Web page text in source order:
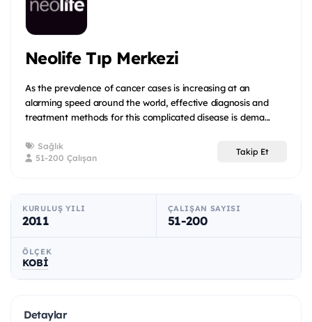
Neolife Tıp Merkezi
As the prevalence of cancer cases is increasing at an
alarming speed around the world, effective diagnosis and
treatment methods for this complicated disease is dema...
Sağlık
51-200 Çalışan
Takip Et
KURULUŞ YILI
2011
ÇALIŞAN SAYISI
51-200
ÖLÇEK
KOBİ
Detaylar